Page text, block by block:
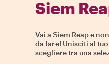
Siem
Vai a Siem Reap e
da fare! Unisciti al
scegliere tra una